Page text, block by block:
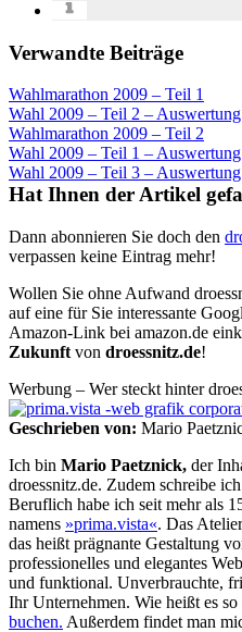
Verwandte Beiträge
Wahlmarathon 2009 – Teil 1
Wahl 2009 – Teil 2 – Auswertung
Wahlmarathon 2009 – Teil 2
Wahl 2009 – Teil 1 – Auswertung
Wahl 2009 – Teil 3 – Auswertung
Hat Ihnen der Artikel
Dann abonnieren Sie doch den
verpassen keine Eintrag mehr!
Wollen Sie ohne Aufwand
auf eine für Sie interessante
Amazon-Link bei amazon.de
Zukunft von droessnitz.de!
Werbung – Wer steckt hinter
Geschrieben von: Mario
Ich bin Mario Paetznick, der
droessnitz.de. Zudem schreibe
Beruflich habe ich seit mehr als
namens »prima.vista«. Das
das heißt prägnante Gestaltung
professionelles und elegantes
und funktional. Unverbrauchte,
Ihr Unternehmen. Wie heißt es so
buchen. Außerdem findet man